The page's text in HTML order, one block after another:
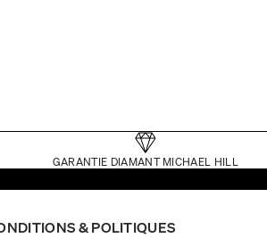
GARANTIE DIAMANT MICHAEL HILL
& POLITIQUES